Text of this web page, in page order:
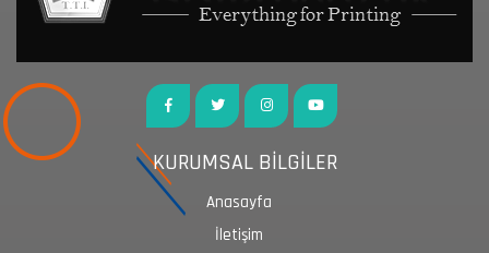
KURUMSAL BİLGİLER
Anasayfa
İletişim